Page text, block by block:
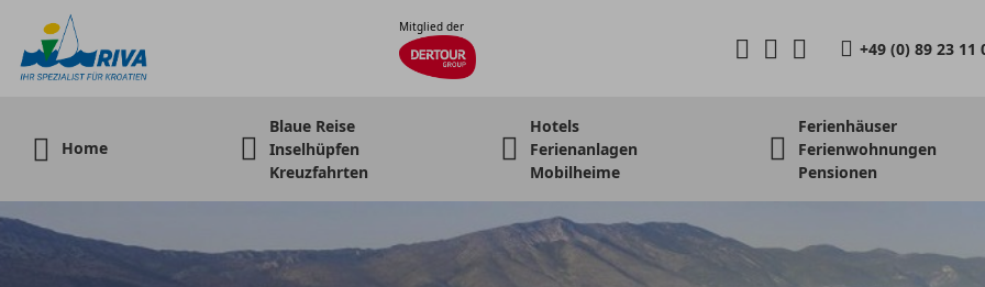
Mitglied der
+49 (0) 89 23 11
Home
Blaue Reise
Inselhüpfen
Kreuzfahrten
Hotels
Ferienanlagen
Mobilheime
Ferienhäuser
Ferienwohnungen
Pensionen